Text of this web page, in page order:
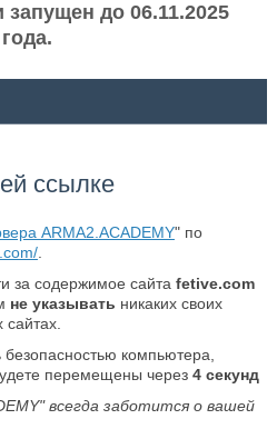
до 06.11.2025
года.
ссылке
ARMA2.ACADEMY" по
.
за содержимое сайта fetive.com
не указывать никаких своих
компьютера,
перемещены через 4секунд
всегда заботится о вашей